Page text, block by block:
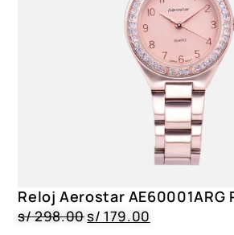
Reloj Aerostar AE60001ARG
s/298.00s/ 179.00